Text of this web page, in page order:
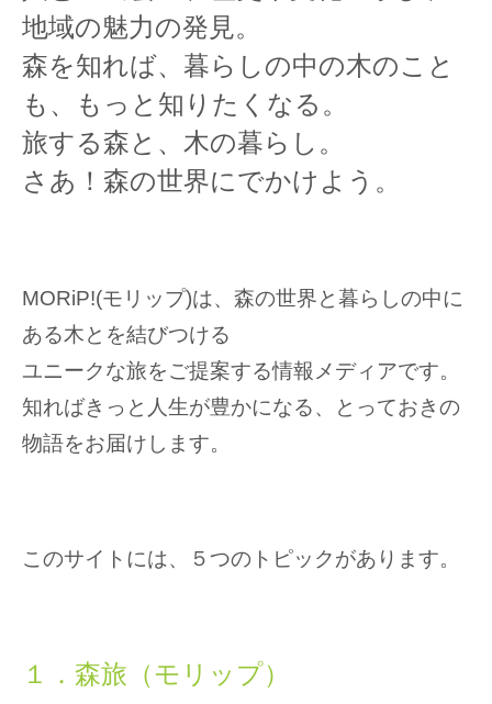
地域の魅力の発見。
森を知れば、暮らしの中の木のこと
も、もっと知りたくなる。
旅する森と、木の暮らし。
さあ！森の世界にでかけよう。
MORiP!(モリップ)は、森の世界と暮らしの中に
ある木とを結びつける
ユニークな旅をご提案する情報メディアです。
知ればきっと人生が豊かになる、とっておきの
物語をお届けします。
このサイトには、５つのトピックがあります。
１．森旅（モリップ）